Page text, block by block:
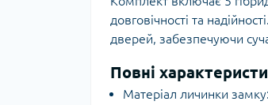
довговічності та
дверей, забезпечуючи
Повні
Матеріал личинки